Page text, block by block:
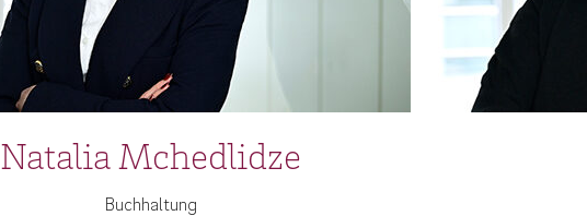
Natalia Mchedlidze
Buchhaltung